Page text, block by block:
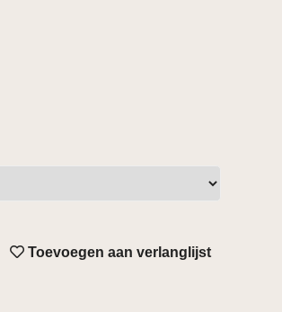
Toevoegen aan verlanglijst